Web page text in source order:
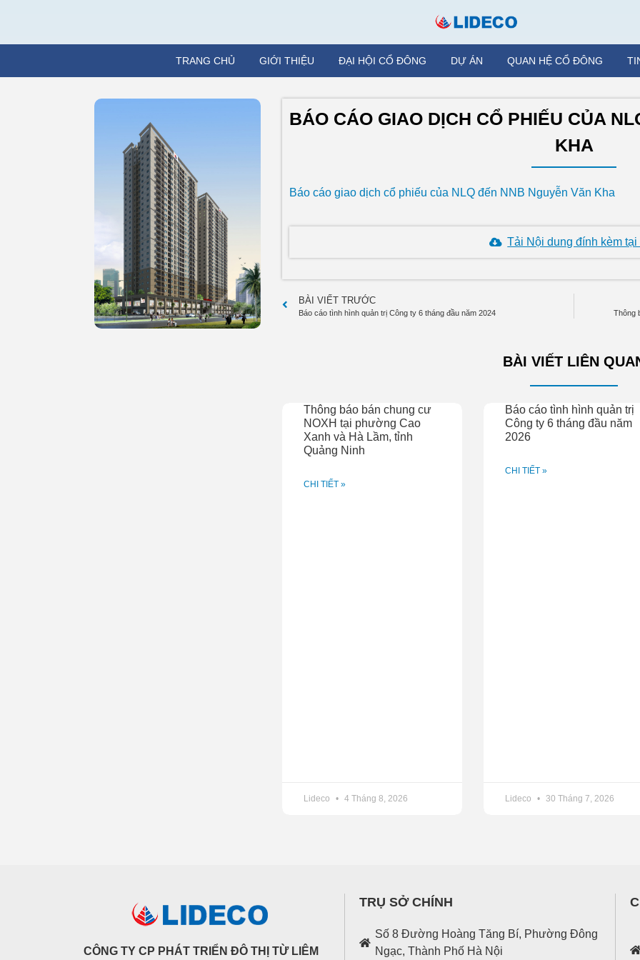
TRANG CHỦ GIỚI THIỆU ĐẠI HỘI CỔ ĐÔNG DỰ ÁN QUAN HỆ CỔ ĐÔNG
BÁO CÁO GIAO DỊCH CỔ PHIẾU CỦA
KHA
Báo cáo giao dịch cổ phiếu của NLQ đến NNB Nguyễn Văn Kha
Tải Nội dung đính kèm tại
BÀI VIẾT TRƯỚC
Báo cáo tình hình quản trị Công ty 6 tháng đầu năm 2024 Thông
BÀI VIẾT LIÊN
Thông báo bán chung cư
NOXH tại phường Cao
Xanh và Hà Lầm, tỉnh
Quảng Ninh
CHI TIẾT »
Lideco 4 Tháng 8, 2026
Báo cáo tình hình quản trị
Công ty 6 tháng đầu năm
2026
CHI TIẾT »
Lideco 30 Tháng 7, 2026
CÔNG TY CP PHÁT TRIỂN ĐÔ THỊ TỪ LIÊM
TRỤ SỞ CHÍNH
Số 8 Đường Hoàng Tăng Bí, Phường Đông
Ngạc, Thành Phố Hà Nội